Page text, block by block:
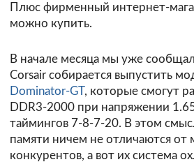
Плюс фирменный интернет-
можно купить.
В начале месяца мы уже
Corsair собирается выпустить
Dominator-GT, которые смогут
DDR3-2000 при напряжении
таймингов 7-8-7-20. В этом
памяти ничем не отличаются от
конкурентов, а вот их система